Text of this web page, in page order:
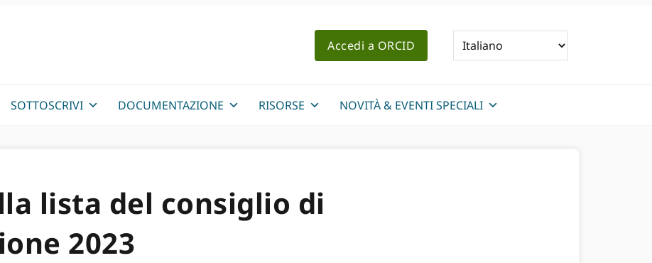
Accedi a ORCID
SOTTOSCRIVI DOCUMENTAZIONE RISORSE NOVITÀ & EVENTI SPECIALI
lista del consiglio di
2023